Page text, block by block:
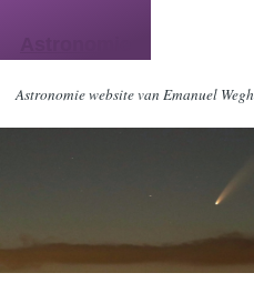
Astronomie website van Emanuel Wegh